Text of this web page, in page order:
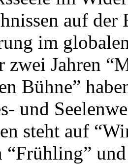
auf
im
Jahren
Bühne”
und
steht auf
“Frühling”